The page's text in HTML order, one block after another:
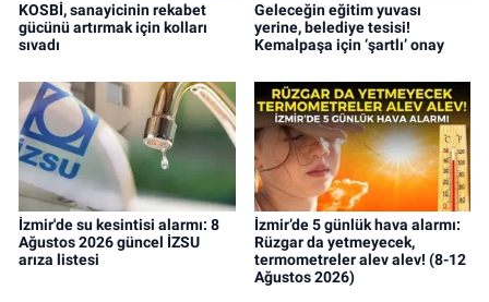
KOSBİ, sanayicinin rekabet
gücünü artırmak için kolları
sıvadı
Geleceğin eğitim yuvası
yerine, belediye tesisi!
Kemalpaşa için ‘şartlı’ onay
İzmir'de su kesintisi alarmı: 8
Ağustos 2026 güncel İZSU
arıza listesi
İzmir’de 5 günlük hava alarmı:
Rüzgar da yetmeyecek,
termometreler alev alev! (8-12
Ağustos 2026)